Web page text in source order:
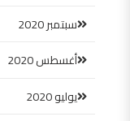
سبتمبر 2020
أغسطس 2020
يوليو 2020